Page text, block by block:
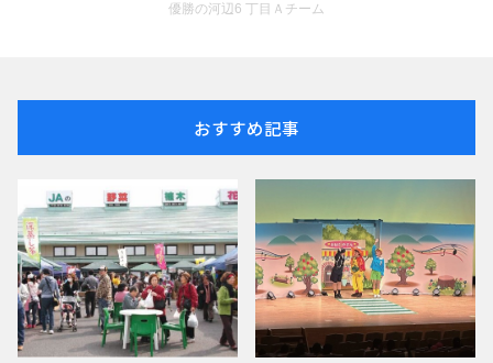
優勝の河辺6 丁目Ａチーム
おすすめ記事